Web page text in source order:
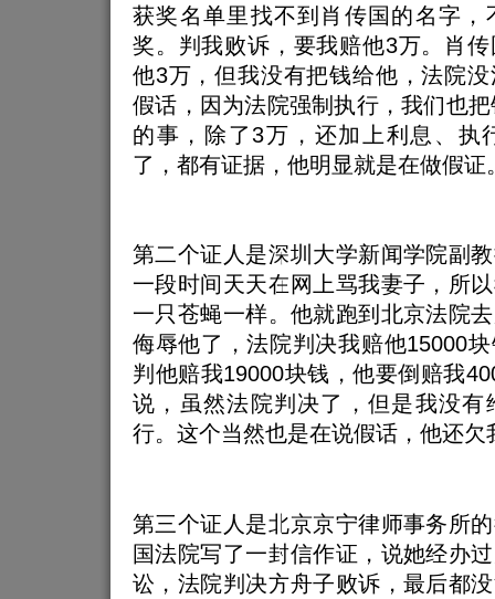
获奖名单里找不到肖传国的名字，
奖。判我败诉，要我赔他3万。肖
他3万，但我没有把钱给他，法院
假话，因为法院强制执行，我们也
的事，除了3万，还加上利息、执
了，都有证据，他明显就是在做假证
第二个证人是深圳大学新闻学院副
一段时间天天在网上骂我妻子，所
一只苍蝇一样。他就跑到北京法院
侮辱他了，法院判决我赔他15000
判他赔我19000块钱，他要倒赔我
说，虽然法院判决了，但是我没有
行。这个当然也是在说假话，他还欠
第三个证人是北京京宁律师事务所
国法院写了一封信作证，说她经办
讼，法院判决方舟子败诉，最后都